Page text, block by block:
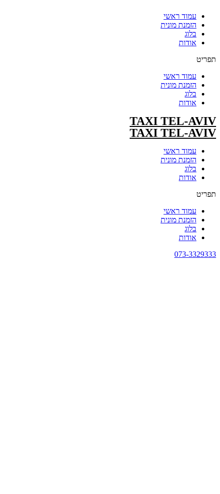
עמוד ראשי
הזמנת מונית
בלוג
אודות
תפריט
עמוד ראשי
הזמנת מונית
בלוג
אודות
TAXI TEL-AVIV
TAXI TEL-AVIV
עמוד ראשי
הזמנת מונית
בלוג
אודות
תפריט
עמוד ראשי
הזמנת מונית
בלוג
אודות
073-3329333